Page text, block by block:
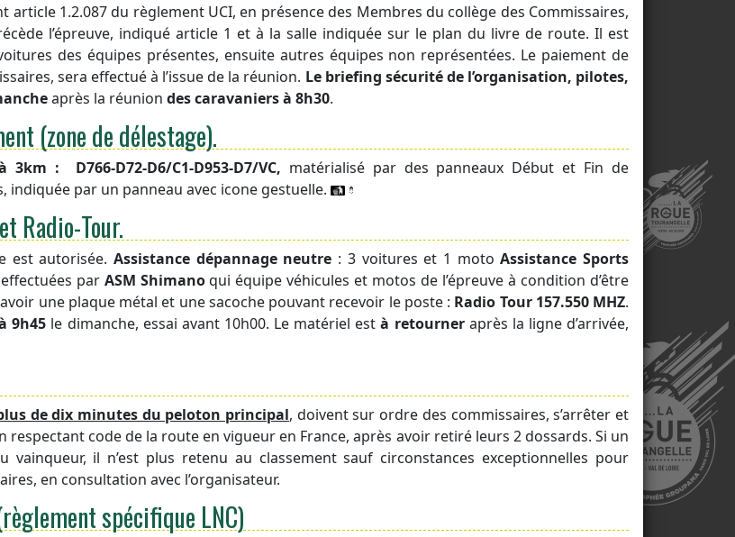
article 1.2.087 du règlement UCI, en présence des Membres du collège des Commissaires,
l’épreuve, indiqué article 1 et à la salle indiquée sur le plan du livre de route. Il est
des équipes présentes, ensuite autres équipes non représentées. Le paiement de
sera effectué à l’issue de la réunion. Le briefing sécurité de l’organisation, pilotes,
après la réunion des caravaniers à 8h30.
(zone de délestage).
3km : D766-D72-D6/C1-D953-D7/VC, matérialisé par des panneaux Début et Fin de
par un panneau avec icone gestuelle.
Radio-Tour.
est autorisée. Assistance dépannage neutre : 3 voitures et 1 motoAssistance Sports
par ASM Shimanoqui équipe véhicules et motos de l’épreuve à condition d’être
une plaque métal et une sacoche pouvant recevoir le poste : Radio Tour 157.550 MHZ.
9h45 le dimanche, essai avant 10h00. Le matériel està retourneraprès la ligne d’arrivée,
de dix minutes du peloton principal, doivent sur ordre des commissaires, s’arrêter et
code de la route en vigueur en France, après avoir retiré leurs 2 dossards. Si un
vainqueur, il n’est plus retenu au classement sauf circonstances exceptionnelles pour
en consultation avec l’organisateur.
spécifique LNC)